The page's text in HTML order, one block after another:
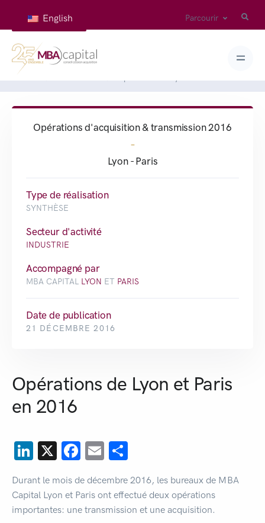
English Parcourir
Opérations d'acquisition & transmission 2016
-
Lyon - Paris
Type de réalisation
SYNTHÈSE
Secteur d'activité
INDUSTRIE
Accompagné par
MBA CAPITAL LYON ET PARIS
Date de publication
21 DÉCEMBRE 2016
Opérations de Lyon et Paris
en 2016
LinkedIn
X Facebook
Email
Durant le mois de décembre 2016, les bureaux de MBA
Capital Lyon et Paris ont effectué deux opérations
importantes: une transmission et une acquisition.